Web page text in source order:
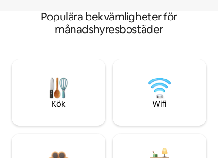
Populära bekvämligheter för
månadshyresbostäder
Kök Wifi